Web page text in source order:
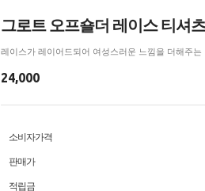
그로트 오프숄더 레이스 티셔츠
레이스가 레이어드되어 여성스러운 느낌을 더해주는
24,000
소비자가격
판매가
적립금